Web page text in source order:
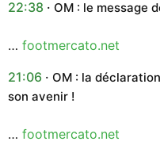
22:38
OM : le message
… footmercato.net
21:06
OM : la
son avenir !
… footmercato.net